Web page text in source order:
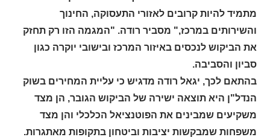
מתמיד להיות קרובים לאזורי התעסוקה, החינוך
והשירותים במרכז," מסביר רודה. "המגמה הזו רק תחזק
את הביקוש לנכסים באיזור המרכז ובישובי יוקרה כגון
סביון והסביבה.
בהתאם לכך, יגאל רודה מדגיש כי עליית המחירים בשוק
הנדל"ן היא תוצאה ישירה של הביקוש הגובר, הן מצד
משקיעים שמבינים את הפוטנציאל הכלכלי והן מצד
משפחות שמבקשות יציבות וביטחון בתקופות מאתגרות.